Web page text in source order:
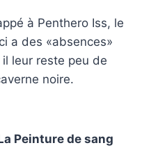
à Penthero Iss, le
a des «absences»
leur reste peu de
noire.
Peinture de sang